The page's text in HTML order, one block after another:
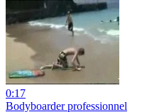
0:17
Bodyboarder professionnel